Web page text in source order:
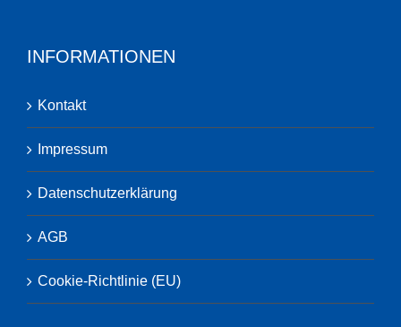
INFORMATIONEN
Kontakt
Impressum
Datenschutzerklärung
AGB
Cookie-Richtlinie (EU)